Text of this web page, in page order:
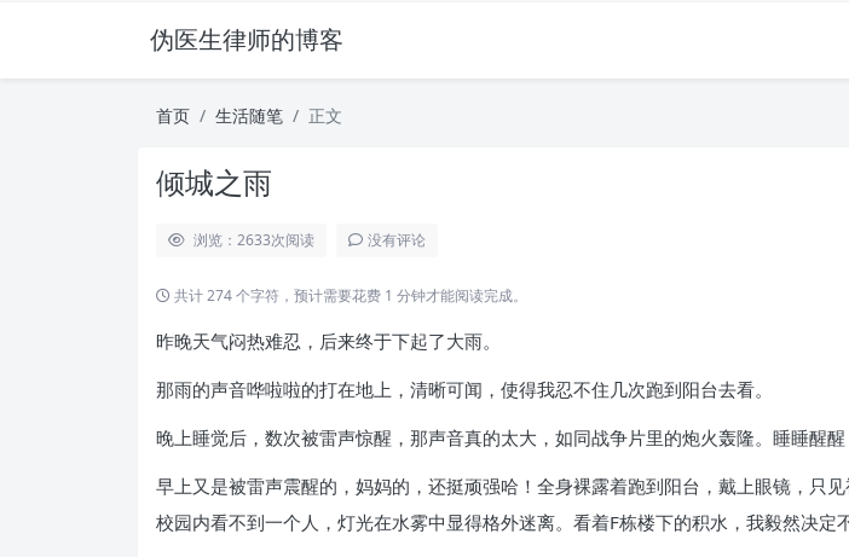
伪医生律师的博客
首页 生活随笔 正文
倾城之雨
浏览：2633次阅读 没有评论
共计 274 个字符，预计需要花费 1 分钟才能阅读完成。
昨晚天气闷热难忍，后来终于下起了大雨。
那雨的声音哗啦啦的打在地上，清晰可闻，使得我忍不住几次跑到阳台去看。
晚上睡觉后，数次被雷声惊醒，那声音真的太大，如同战争片里的炮火轰隆。睡睡醒醒
早上又是被雷声震醒的，妈妈的，还挺顽强哈！全身裸露着跑到阳台，戴上眼镜，只见
校园内看不到一个人，灯光在水雾中显得格外迷离。看着F栋楼下的积水，我毅然决定